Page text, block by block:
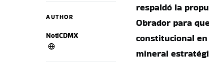
AUTHOR
NotiCDMX
respaldó la
Obrador para
constitucional
mineral